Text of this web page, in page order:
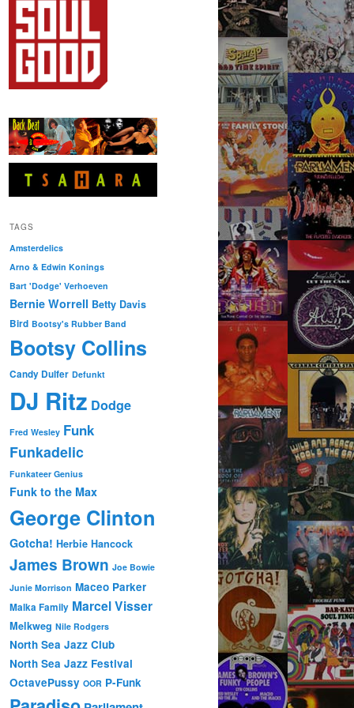
TAGS
Amsterdelics
Arno & Edwin Konings
Bart 'Dodge' Verhoeven
Bernie Worrell Betty Davis
Bird Bootsy's Rubber Band
Bootsy Collins
Candy Dulfer Defunkt
DJ Ritz Dodge
Fred Wesley Funk
Funkadelic
Funkateer Genius
Funk to the Max
George Clinton
Gotcha! Herbie Hancock
James Brown Joe Bowie
Junie Morrison Maceo Parker
Malka Family Marcel Visser
Melkweg Nile Rodgers
North Sea Jazz Club
North Sea Jazz Festival
OctavePussy OOR P-Funk